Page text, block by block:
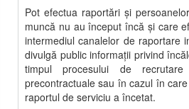
Pot efectua raportări și
muncă nu au început încă şi care
intermediul canalelor de raportare
divulgă public informaţii privind
timpul procesului de
precontractuale sau în cazul în
raportul de serviciu a încetat.